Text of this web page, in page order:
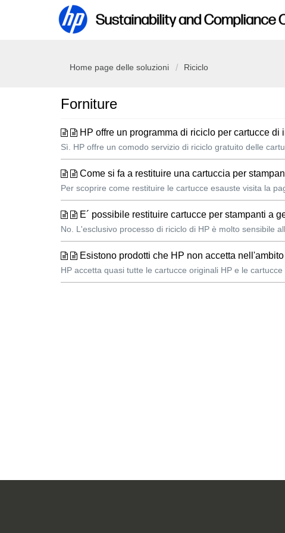
Home page delle soluzioni Riciclo
Forniture
HP offre un programma di riciclo per cartucce
Sì. HP offre un comodo servizio di riciclo gratuito delle
Come si fa a restituire una cartuccia per
Per scoprire come restituire le cartucce esauste visita la
E´ possibile restituire cartucce per stampanti a
No. L'esclusivo processo di riciclo di HP è molto sensibile
Esistono prodotti che HP non accetta
HP accetta quasi tutte le cartucce originali HP e le